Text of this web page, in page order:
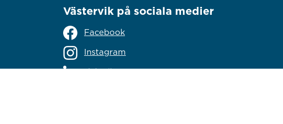
Västervik på sociala medier
Facebook
Instagram
Linkedin